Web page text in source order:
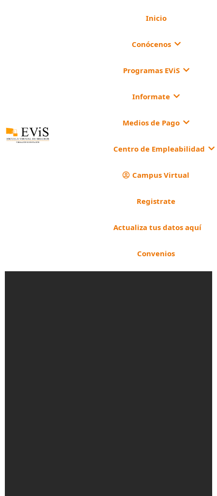
Inicio
Conócenos
Programas EViS
Informate
Medios de Pago
Centro de Empleabilidad
Campus Virtual
Registrate
Actualiza tus datos aquí
Convenios